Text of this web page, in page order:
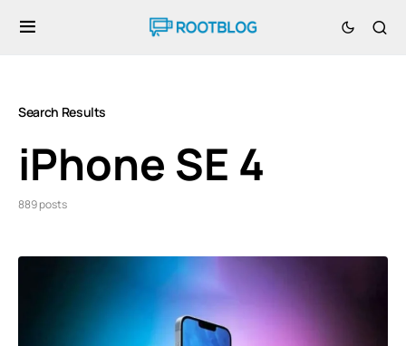
Search Results
iPhone SE 4
889 posts